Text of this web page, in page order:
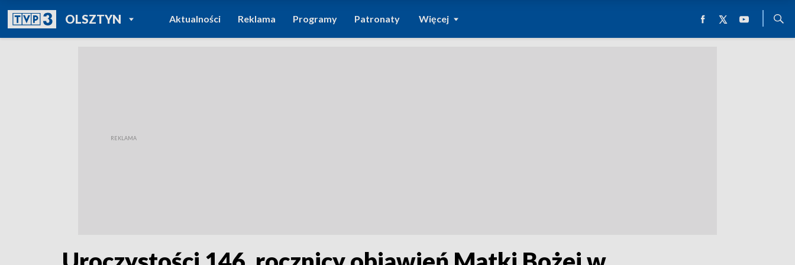
OLSZTYNPOWRÓT DO
TVP REGIONY
Aktualności Reklama Programy Patronaty Więcej